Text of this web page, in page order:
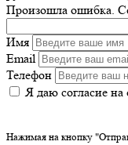
Произошла ошибка.
Имя
Email
Телефон
Я даю согласие на
Нажимая на кнопку